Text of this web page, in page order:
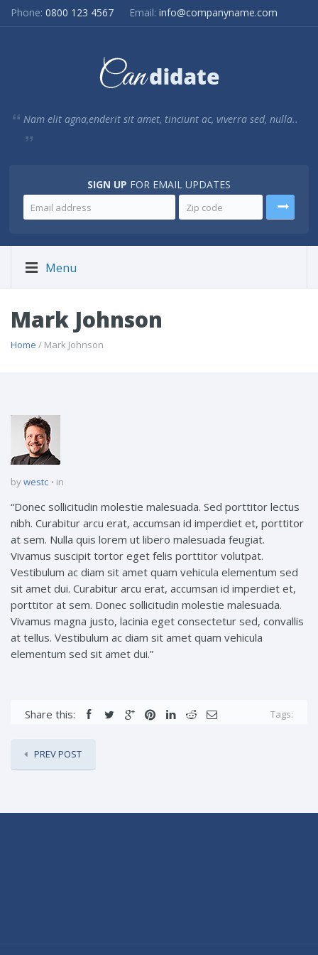
Phone: 0800 123 4567 Email: info@companyname.com
Nam elit agna,enderit sit amet, tinciunt ac, viverra sed, nulla..
SIGN UP FOR EMAIL UPDATES
Menu
Mark Johnson
Home / Mark Johnson
bywestc in
“Donec sollicitudin molestie malesuada. Sed porttitor lectus
nibh. Curabitur arcu erat, accumsan id imperdiet et, porttitor
at sem. Nulla quis lorem ut libero malesuada feugiat.
Vivamus suscipit tortor eget felis porttitor volutpat.
Vestibulum ac diam sit amet quam vehicula elementum sed
sit amet dui. Curabitur arcu erat, accumsan id imperdiet et,
porttitor at sem. Donec sollicitudin molestie malesuada.
Vivamus magna justo, lacinia eget consectetur sed, convallis
at tellus. Vestibulum ac diam sit amet quam vehicula
elementum sed sit amet dui.”
Share this: Tags:
PREV POST